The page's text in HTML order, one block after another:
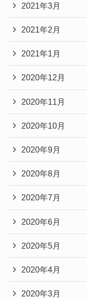
2021年3月
2021年2月
2021年1月
2020年12月
2020年11月
2020年10月
2020年9月
2020年8月
2020年7月
2020年6月
2020年5月
2020年4月
2020年3月